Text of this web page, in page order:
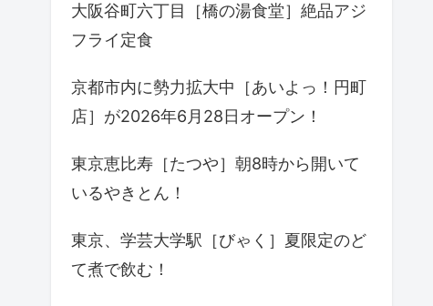
大阪谷町六丁目［橋の湯食堂］絶品アジ
フライ定食
京都市内に勢力拡大中［あいよっ！円町
店］が2026年6月28日オープン！
東京恵比寿［たつや］朝8時から開いて
いるやきとん！
東京、学芸大学駅［びゃく］夏限定のど
て煮で飲む！